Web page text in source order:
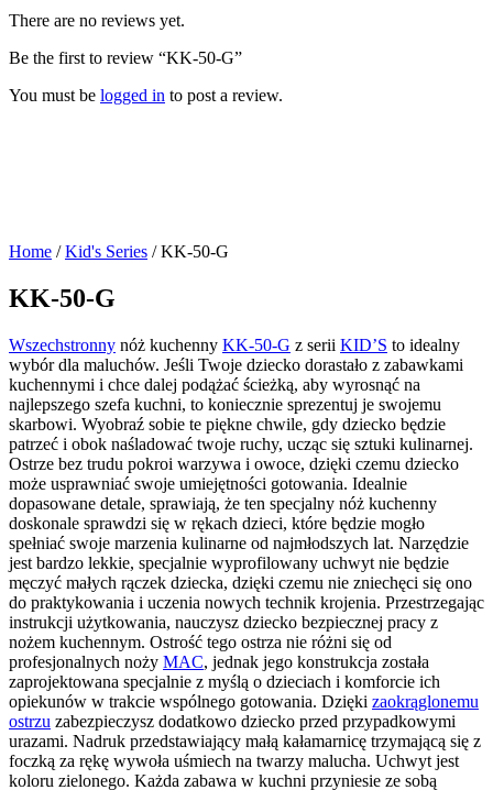
There are no reviews yet.
Be the first to review “KK-50-G”
You must be logged in to post a review.
Home /Kid's Series / KK-50-G
KK-50-G
Wszechstronny nóż kuchenny KK-50-G z serii KID’S to idealny
wybór dla maluchów. Jeśli Twoje dziecko dorastało z zabawkami
kuchennymi i chce dalej podążać ścieżką, aby wyrosnąć na
najlepszego szefa kuchni, to koniecznie sprezentuj je swojemu
skarbowi. Wyobraź sobie te piękne chwile, gdy dziecko będzie
patrzeć i obok naśladować twoje ruchy, ucząc się sztuki kulinarnej.
Ostrze bez trudu pokroi warzywa i owoce, dzięki czemu dziecko
może usprawniać swoje umiejętności gotowania. Idealnie
dopasowane detale, sprawiają, że ten specjalny nóż kuchenny
doskonale sprawdzi się w rękach dzieci, które będzie mogło
spełniać swoje marzenia kulinarne od najmłodszych lat. Narzędzie
jest bardzo lekkie, specjalnie wyprofilowany uchwyt nie będzie
męczyć małych rączek dziecka, dzięki czemu nie zniechęci się ono
do praktykowania i uczenia nowych technik krojenia. Przestrzegając
instrukcji użytkowania, nauczysz dziecko bezpiecznej pracy z
nożem kuchennym. Ostrość tego ostrza nie różni się od
profesjonalnych noży MAC, jednak jego konstrukcja została
zaprojektowana specjalnie z myślą o dzieciach i komforcie ich
opiekunów w trakcie wspólnego gotowania. Dzięki zaokrąglonemu
ostrzu zabezpieczysz dodatkowo dziecko przed przypadkowymi
urazami. Nadruk przedstawiający małą kałamarnicę trzymającą się z
foczką za rękę wywoła uśmiech na twarzy malucha. Uchwyt jest
koloru zielonego. Każda zabawa w kuchni przyniesie ze sobą